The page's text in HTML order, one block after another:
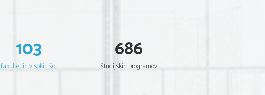
103
fakultet in visokih šol
686
študijskih programov